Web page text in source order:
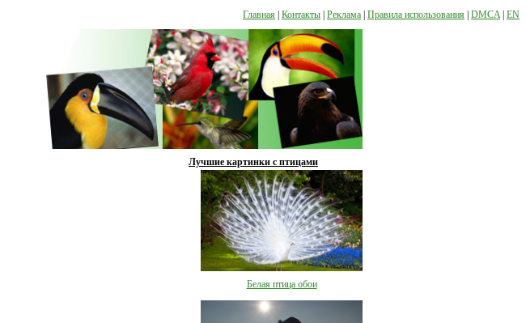
Главная Контакты Реклама Правила использования DMCA EN
Лучшие картинки с птицами
Белая птица обои